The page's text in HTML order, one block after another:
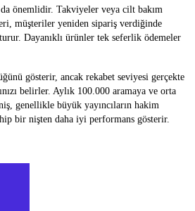
da önemlidir. Takviyeler veya cilt bakım
müşteriler yeniden sipariş verdiğinde
Dayanıklı ürünler tek seferlik ödemeler
gösterir, ancak rekabet seviyesi gerçekte
belirler. Aylık 100.000 aramaya ve orta
genellikle büyük yayıncıların hakim
bir nişten daha iyi performans gösterir.